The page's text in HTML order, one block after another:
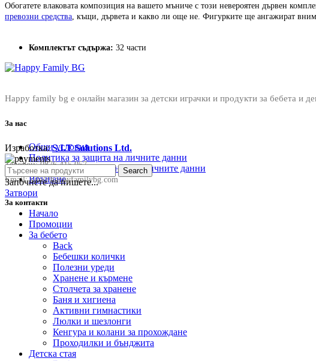
Обогатете влаковата композиция на вашето мъниче с този невероятен дървен
превозни средства , къщи, дървета и какво ли още не. Фигурките ще ангажират
Комплектът съдържа: 32 части
Happy family bg е онлайн магазин за детски играчки и продукти за бебета и
За нас
Общи условия
Политика за защита на личните данни
Политика за съхранение на личните данни
Връщане
За контакти
Телефон:0876 415 057
Email:sale@happyfamilybg.com
Изработка:S.I.T Solutions Ltd.
Search
Започнете да пишете...
Затвори
Начало
Промоции
За бебето
Back
Бебешки колички
Полезни уреди
Хранене и кърмене
Столчета за хранене
Баня и хигиена
Активни гимнастики
Люлки и шезлонги
Кенгура и колани за прохождане
Проходилки и бънджита
Детска стая